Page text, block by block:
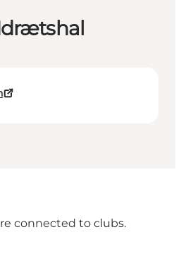
connected to clubs.